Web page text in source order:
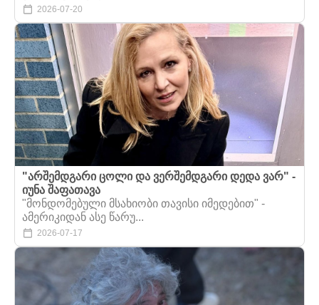
2026-07-20
"არშემდგარი ცოლი და ვერშემდგარი დედა ვარ" -
იუნა შაფათავა
"მონდომებული მსახიობი თავისი იმედებით" -
ამერიკიდან ასე წარუ...
2026-07-17